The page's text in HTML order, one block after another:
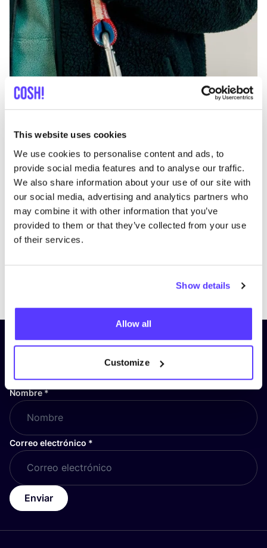
This website uses cookies
We use cookies to personalise content and ads, to
provide social media features and to analyse our traffic.
We also share information about your use of our site with
our social media, advertising and analytics partners who
may combine it with other information that you’ve
provided to them or that they’ve collected from your use
of their services.
Show details
Allow all
Customize
Previous
¡Suscríbete a nuestro boletín
y mantente informado!
Nombre*
Correo electrónico *
Enviar